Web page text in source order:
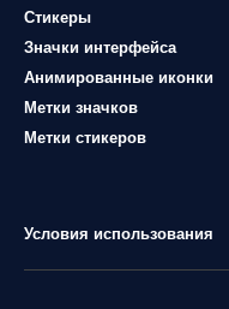
Стикеры
Значки интерфейса
Анимированные иконки
Метки значков
Метки стикеров
Условия использования